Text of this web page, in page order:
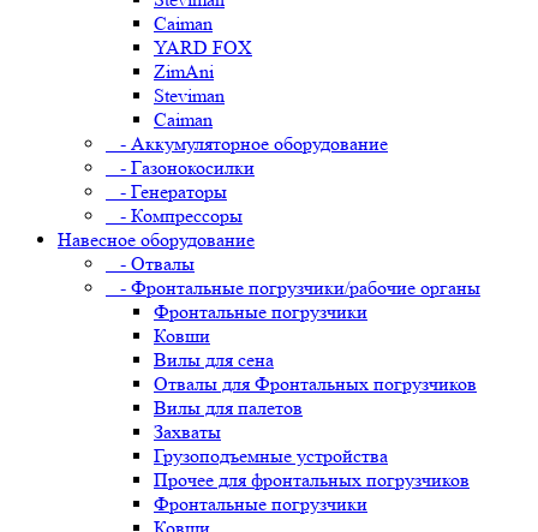
Caiman
YARD FOX
ZimAni
Steviman
Caiman
- Аккумуляторное оборудование
- Газонокосилки
- Генераторы
- Компрессоры
Навесное оборудование
- Отвалы
- Фронтальные погрузчики/рабочие органы
Фронтальные погрузчики
Ковши
Вилы для сена
Отвалы для Фронтальных погрузчиков
Вилы для палетов
Захваты
Грузоподъемные устройства
Прочее для фронтальных погрузчиков
Фронтальные погрузчики